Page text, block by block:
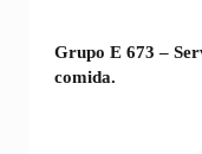
Grupo E 673 –
comida.